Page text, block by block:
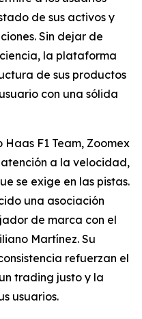
de sus activos y
Sin dejar de
la plataforma
de sus productos
con una sólida
F1 Team, Zoomex
a la velocidad,
se exige en las pistas.
una asociación
de marca con el
Martínez. Su
refuerzan el
trading justo y la
usuarios.